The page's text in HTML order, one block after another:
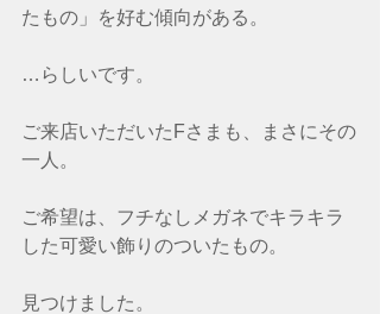
たもの」を好む傾向がある。
…らしいです。
ご来店いただいたFさまも、まさにその
一人。
ご希望は、フチなしメガネでキラキラ
した可愛い飾りのついたもの。
見つけました。